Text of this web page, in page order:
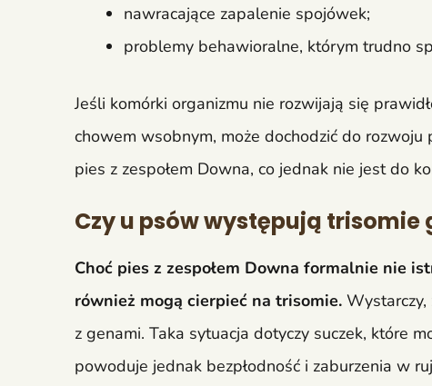
nawracające zapalenie spojówek;
problemy behawioralne, którym trudno
Jeśli komórki organizmu nie rozwijają się
chowem wsobnym, może dochodzić do
pies z zespołem Downa, co jednak nie jest do
Czy u psów występują trisomie
Choć pies z zespołem Downa formalnie nie
również mogą cierpieć na trisomie. Wystarczy,
z genami. Taka sytuacja dotyczy suczek, które
powoduje jednak bezpłodność i zaburzenia w